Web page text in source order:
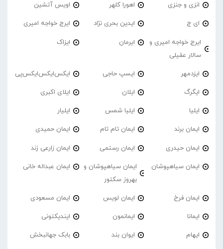
انزی و جنزی اهورا کلهر اویس آتشین
ای ج ایدین بحری نژاد ایرج خواجه امیری
ایرج خواجه امیری و
سالار عقیلی
ایرمان ایزاک
ایزدمهر ایسپ حاجی ایکس‌ایکس‌ایکس‌پی
ایگرگ ایلان ایلای اکبری
ایلیا ایلیا شمس ایلیار
ایمان برند ایمان تام تام ایمان حمیدی
ایمان حیدری ایمان رستمی ایمان زارعی زند
ایمان سیاهپوشان
ایمان سیاهپوشان و
بهروز سکتور
ایمان عبداله خانی
ایمان فرخ ایمان لویس ایمان مسعودی
ایمانا ایمانمون ایندیکتونی
ایهام ایوان بند بابک جهانبخش